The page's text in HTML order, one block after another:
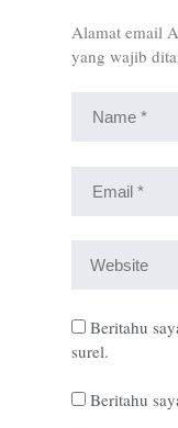
Alamat email
yang wajib
Beritahu
surel.
Beritahu